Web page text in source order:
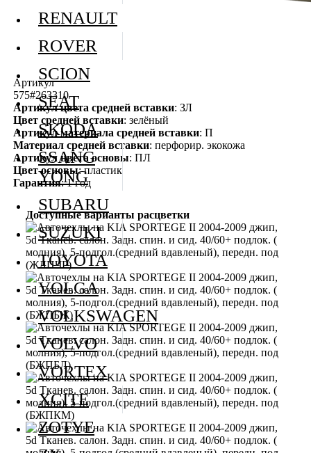
Артикул
575#263310
Артикул цвета средней вставки: ЗЛ
Цвет средней вставки: зелёный
Артикул материала средней вставки: П
Материал средней вставки: перфорир. экокожа
Артикул цвета основы: ПЛ
Цвет основы: пластик
Гарантия: 1 год
Доступные варианты расцветки
RENAULT
ROVER
SCION
SEAT
SKODA
SSANG
YONG
SUBARU
SUZUKI
TOYOTA
VOLGA
VOLKSWAGEN
VOLVO
VORTEX
XCITE
ZOTYE